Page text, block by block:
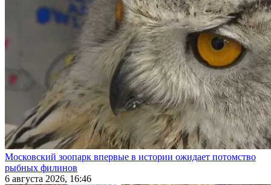
Московский зоопарк впервые в истории ожидает потомство
рыбных филинов
6 августа 2026, 16:46